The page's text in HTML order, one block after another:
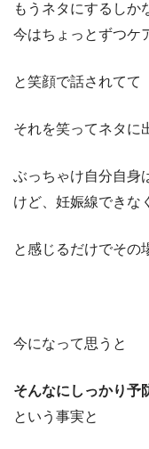
もうネタにするしか
今はちょっとずつケ
と笑顔で話されてて
それを笑ってネタに
ぶっちゃけ自分自身
けど、妊娠線できな
と感じるだけでその
今になって思うと
そんなにしっかり予
という事実と